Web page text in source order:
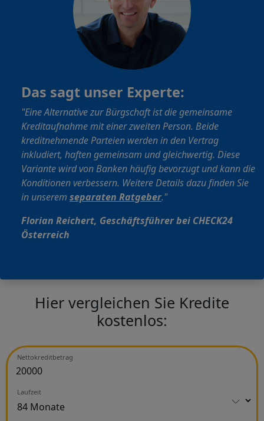
Das sagt unser Experte:
"Eine Alternative zur Bürgschaft ist die gemeinsame
Kreditaufnahme mit einer zweiten Person. Beide
kreditnehmende Parteien werden in den Vertrag
inkludiert, haften gemeinsam und gleichwertig. Diese
Variante wird von Banken häufig bevorzugt und kann die
Konditionen verbessern. Weitere Details dazu finden Sie
in unserem separaten Ratgeber."
Florian Reichert, Geschäftsführer bei CHECK24
Österreich
Hier vergleichen Sie Kredite
kostenlos:
Nettokreditbetrag
Laufzeit